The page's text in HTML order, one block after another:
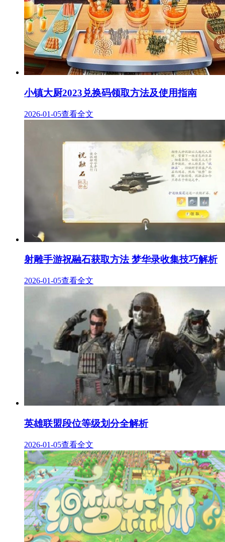
小镇大厨2023兑换码领取方法及使用指南
2026-01-05查看全文
射雕手游祝融石获取方法 梦华录收集技巧解析
2026-01-05查看全文
英雄联盟段位等级划分全解析
2026-01-05查看全文